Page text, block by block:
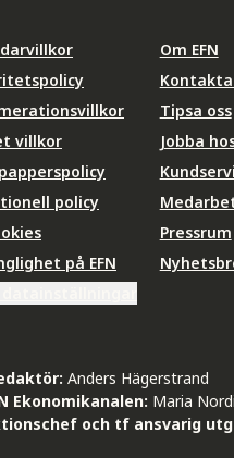
villkor
policy
på EFN
Om EFN
Kontakta
Tipsa oss
Jobba
Pressrum
Anders Hägerstrand
Ekonomikanalen: Maria
och tf ansvarig